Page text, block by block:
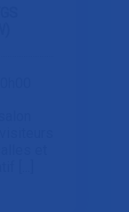
et
[...]